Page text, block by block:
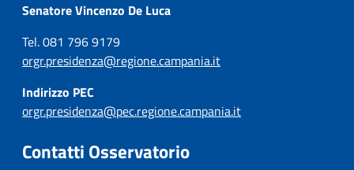
Senatore Vincenzo De Luca
Tel. 081 796 9179
orgr.presidenza@regione.campania.it
Indirizzo PEC
orgr.presidenza@pec.regione.campania.it
Contatti Osservatorio